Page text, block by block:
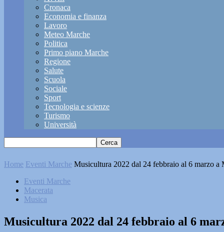
Cronaca
Economia e finanza
Lavoro
Meteo Marche
Politica
Primo piano Marche
Regione
Salute
Scuola
Sociale
Sport
Tecnologia e scienze
Turismo
Università
Home Eventi Marche Musicultura 2022 dal 24 febbraio al 6 marzo a
Eventi Marche
Macerata
Musica
Musicultura 2022 dal 24 febbraio al 6